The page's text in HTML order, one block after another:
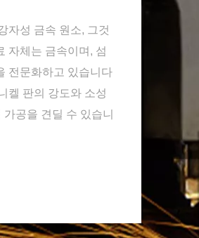
자성 금속 원소, 그것
자체는 금속이며, 섬
전문화하고 있습니다
켈 판의 강도와 소성
공을 견딜 수 있습니